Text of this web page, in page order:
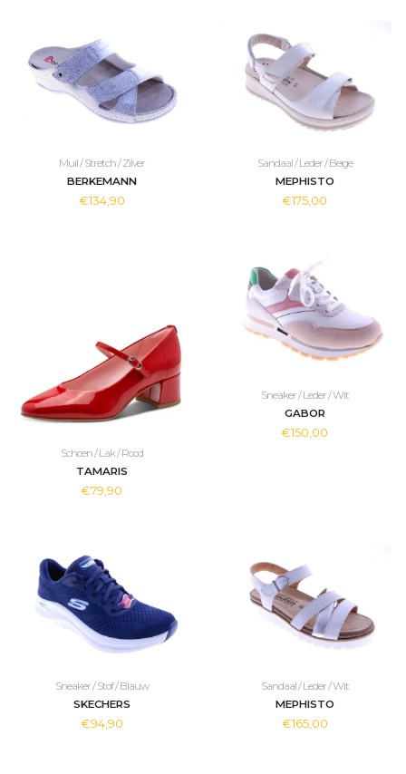
Muil / Stretch / Zilver
BERKEMANN
€134,90
Sandaal / Leder / Beige
MEPHISTO
€175,00
Schoen / Lak / Rood
TAMARIS
€79,90
Sneaker / Leder / Wit
GABOR
€150,00
Sneaker / Stof / Blauw
SKECHERS
€94,90
Sandaal / Leder / Wit
MEPHISTO
€165,00